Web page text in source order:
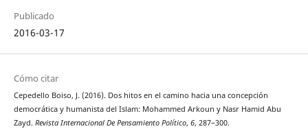
Publicado
2016-03-17
Cómo citar
Cepedello Boiso, J. (2016). Dos hitos en el camino hacia una concepción
democrática y humanista del Islam: Mohammed Arkoun y Nasr Hamid Abu
Zayd. Revista Internacional De Pensamiento Político, 6, 287–300.